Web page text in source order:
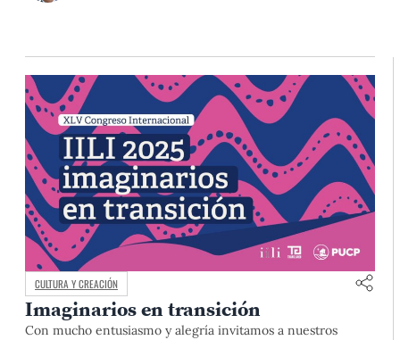
CULTURA Y CREACIÓN
Imaginarios en transición
Con mucho entusiasmo y alegría invitamos a nuestros